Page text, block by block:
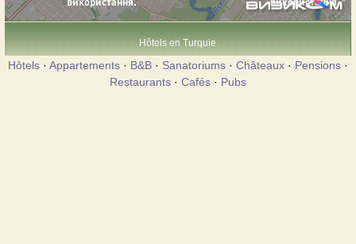
Hôtels en Turquie
Hôtels · Appartements · B&B · Sanatoriums · Châteaux · Pensions ·
Restaurants · Cafés · Pubs